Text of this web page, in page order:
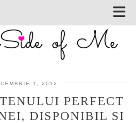
1, 2012
PERFECT
DISPONIBIL SI